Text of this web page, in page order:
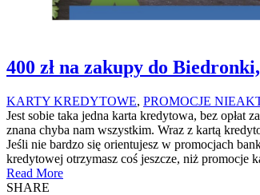
400 zł na zakupy do
KARTY KREDYTOWE, PROMOCJE
Jest sobie taka jedna karta kredytowa, bez opłat
znana chyba nam wszystkim. Wraz z kartą
Jeśli nie bardzo się orientujesz w promocjach
kredytowej otrzymasz coś jeszcze, niż
Read More
SHARE